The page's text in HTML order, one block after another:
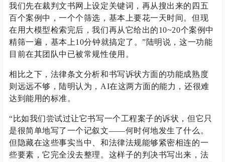
我们先在裁判文书网上设定关键词，再从搜出来的四五
百个案例中，一个个筛选，基本上要花一天时间。但现
在用大模型检索完后，我们再从它给出的10~20个案例中
精筛一遍，基本上10分钟就搞定了。”陆明说，这一功能
目前在其团队中已被常规性使用。
相比之下，法律条文分析和书写诉状方面的功能成熟度
则远远不够，陆明认为，AI在这两方面的能力，还很难
达到能用的标准。
“比如我们尝试过让它书写一个工程案子的诉状，但它只
是很简单地写了一个记叙文——何时何地发生了什么。
但隐藏在这些事实当中、和法律法规能够紧密相连的一
些要素，它完全没去整理。这样子的判决书写出来，法